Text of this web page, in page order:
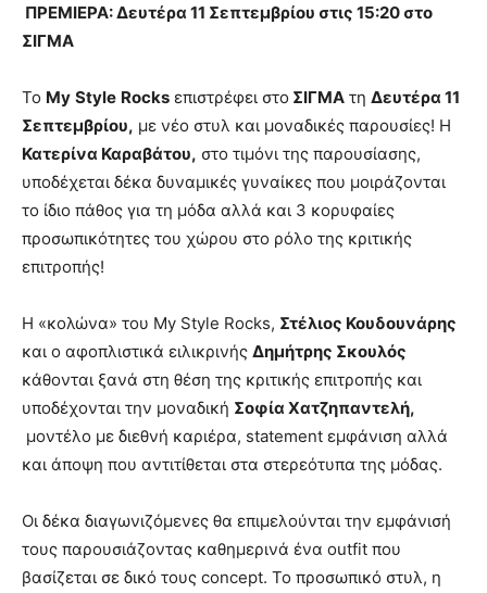
ΠΡΕΜΙΕΡΑ:Δευτέρα 11 Σεπτεμβρίου στις 15:20 στο
ΣΙΓΜΑ
Το My Style Rocks επιστρέφει στο ΣΙΓΜΑ τη Δευτέρα 11
Σεπτεμβρίου, με νέο στυλ και μοναδικές παρουσίες! Η
Κατερίνα Καραβάτου, στο τιμόνι της παρουσίασης,
υποδέχεται δέκα δυναμικές γυναίκες που μοιράζονται
το ίδιο πάθος για τη μόδα αλλά και 3 κορυφαίες
προσωπικότητες του χώρου στο ρόλο της κριτικής
επιτροπής!
Η «κολώνα» του My Style Rocks, Στέλιος Κουδουνάρης
και ο αφοπλιστικά ειλικρινής Δημήτρης Σκουλός
κάθονται ξανά στη θέση της κριτικής επιτροπής και
υποδέχονται την μοναδική Σοφία Χατζηπαντελή,
μοντέλο με διεθνή καριέρα, statement εμφάνιση αλλά
και άποψη που αντιτίθεται στα στερεότυπα της μόδας.
Οι δέκα διαγωνιζόμενες θα επιμελούνται την εμφάνισή
τους παρουσιάζοντας καθημερινά ένα outfit που
βασίζεται σε δικό τους concept. Το προσωπικό στυλ, η